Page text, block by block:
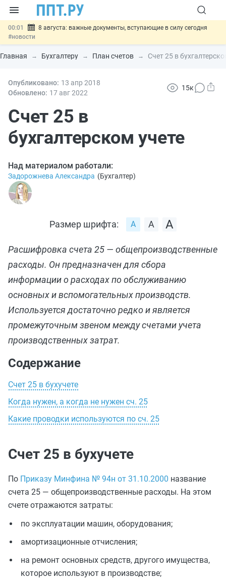
00:01
8 августа: важные документы, вступающие в силу сегодня
#новости
07.08 Подписан закон о блокировке продажи опасных товаров через
«Честный знак»#новости
07.08 Госпошлину за устранение ошибок в документах предлагают
отменить#новости
отношений
#новости
Главная Бухгалтеру План счетов Счет 25 в
Опубликовано: 13 апр 2018
Обновлено: 17 авг2022
15к
Счет 25 в
бухгалтерском учете
Над материалом работали:
Задорожнева Александра (Бухгалтер)
Размер шрифта:
Расшифровка счета 25 — общепроизводственные
расходы. Он предназначен для сбора
информации о расходах по обслуживанию
основных и вспомогательных производств.
Используется достаточно редко и является
промежуточным звеном между счетами учета
производственных затрат.
Содержание
Счет 25 в бухучете
Когда нужен, а когда не нужен сч. 25
Какие проводки используются по сч. 25
Счет 25 в бухучете
По Приказу Минфина № 94н от 31.10.2000 название
счета 25 — общепроизводственные расходы. На этом
счете отражаются затраты:
по эксплуатации машин, оборудования;
амортизационные отчисления;
на ремонт основных средств, другого имущества,
которое используют в производстве;